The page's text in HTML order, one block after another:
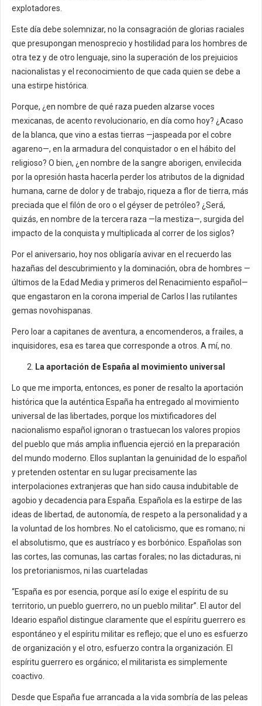
explotadores.
Este día debe solemnizar, no la consagración de glorias raciales
que presupongan menosprecio y hostilidad para los hombres de
otra tez y de otro lenguaje, sino la superación de los prejuicios
nacionalistas y el reconocimiento de que cada quien se debe a
una estirpe histórica.
Porque, ¿en nombre de qué raza pueden alzarse voces
mexicanas, de acento revolucionario, en día como hoy? ¿Acaso
de la blanca, que vino a estas tierras —jaspeada por el cobre
agareno—, en la armadura del conquistador o en el hábito del
religioso? O bien, ¿en nombre de la sangre aborigen, envilecida
por la opresión hasta hacerla perder los atributos de la dignidad
humana, carne de dolor y de trabajo, riqueza a flor de tierra, más
preciada que el filón de oro o el géyser de petróleo? ¿Será,
quizás, en nombre de la tercera raza —la mestiza—, surgida del
impacto de la conquista y multiplicada al correr de los siglos?
Por el aniversario, hoy nos obligaría avivar en el recuerdo las
hazañas del descubrimiento y la dominación, obra de hombres —
últimos de la Edad Media y primeros del Renacimiento español—
que engastaron en la corona imperial de Carlos I las rutilantes
gemas novohispanas.
Pero loar a capitanes de aventura, a encomenderos, a frailes, a
inquisidores, esa es tarea que corresponde a otros. A mí, no.
La aportación de España al movimiento universal
Lo que me importa, entonces, es poner de resalto la aportación
histórica que la auténtica España ha entregado al movimiento
universal de las libertades, porque los mixtificadores del
nacionalismo español ignoran o trastuecan los valores propios
del pueblo que más amplia influencia ejerció en la preparación
del mundo moderno. Ellos suplantan la genuinidad de lo español
y pretenden ostentar en su lugar precisamente las
interpolaciones extranjeras que han sido causa indubitable de
agobio y decadencia para España. Española es la estirpe de las
ideas de libertad, de autonomía, de respeto a la personalidad y a
la voluntad de los hombres. No el catolicismo, que es romano; ni
el absolutismo, que es austríaco y es borbónico. Españolas son
las cortes, las comunas, las cartas forales; no las dictaduras, ni
los pretorianismos, ni las cuarteladas
“España es por esencia, porque así lo exige el espíritu de su
territorio, un pueblo guerrero, no un pueblo militar”. El autor del
Ideario español distingue claramente que el espíritu guerrero es
espontáneo y el espíritu militar es reflejo; que el uno es esfuerzo
de organización y el otro, esfuerzo contra la organización. El
espíritu guerrero es orgánico; el militarista es simplemente
coactivo.
Desde que España fue arrancada a la vida sombría de las peleas